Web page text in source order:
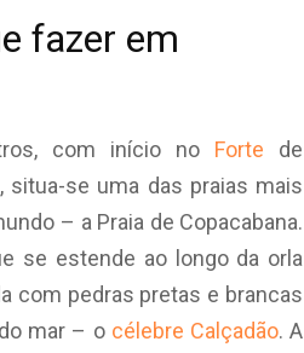
fazer em
com início no Forte de
, situa-se uma das praias mais
– a Praia de Copacabana.
se estende ao longo da orla
com pedras pretas e brancas
mar – o célebre Calçadão. A